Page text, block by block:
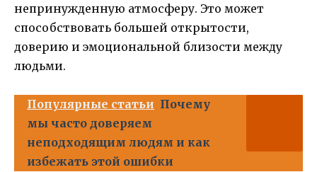
непринужденную атмосферу. Это может
способствовать большей открытости,
доверию и эмоциональной близости между
людьми.
Популярные статьи Почему
мы часто доверяем
неподходящим людям и как
избежать этой ошибки